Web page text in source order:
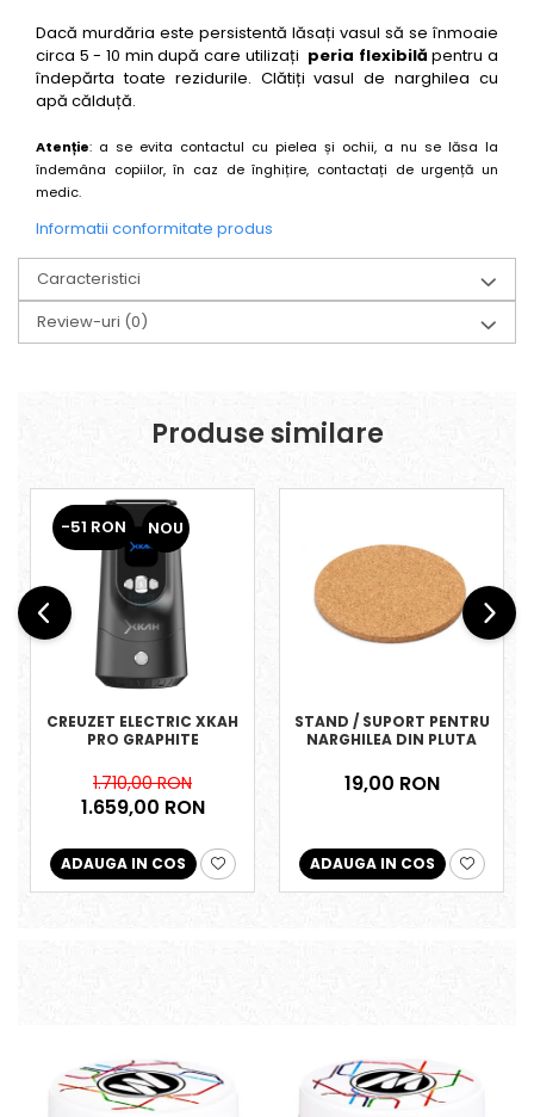
Dacă murdăria este persistentă lăsați vasul să se înmoaie
circa 5 - 10 min după care utilizați peria flexibilă pentru a
îndepărta toate rezidurile. Clătiți vasul de narghilea cu
apă călduță.
Atenție: a se evita contactul cu pielea și ochii, a nu se lăsa la
îndemâna copiilor, în caz de înghițire, contactați de urgență un
medic.
Informatii conformitate produs
Caracteristici
Review-uri (0)
Produse similare
-51 RON NOU
CREUZET ELECTRIC XKAH
PRO GRAPHITE
1.710,00 RON
1.659,00 RON
ADAUGA IN COS
STAND / SUPORT PENTRU
NARGHILEA DIN PLUTA
19,00 RON
ADAUGA IN COS